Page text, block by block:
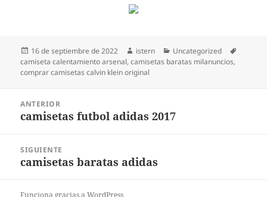
Publicado
el
16 de septiembre de 2022 Autor
istern Categorías
Uncategorized
camiseta calentamiento arsenal,camisetas baratas milanuncios,
comprar camisetas calvin klein original
entradas
ANTERIOR
Entrada
camisetas futbol adidas 2017
SIGUIENTE
Entrada
camisetas baratas adidas